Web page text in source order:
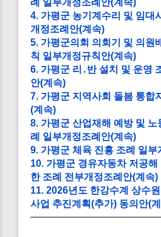
례 일부개정조례안(계속)
4. 가평군 농기계수리 및 임대
개정조례안(계속)
5. 가평군의회 의회기 및 의원
칙 일부개정규칙안(계속)
6. 가평군 리․반 설치 및 운영
안(계속)
7. 가평군 지역사회 돌봄 통합
(계속)
8. 가평군 산업재해 예방 및 노
례 일부개정조례안(계속)
9. 가평군 체육 진흥 조례 일부
10. 가평군 경유자동차 저공
한 조례 전부개정조례안(계속)
11. 2026년도 한강수계 상수
사업 추진계획(추가) 동의안(